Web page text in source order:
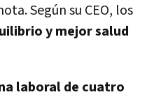
Según su CEO, los
y mejor salud
laboral de cuatro